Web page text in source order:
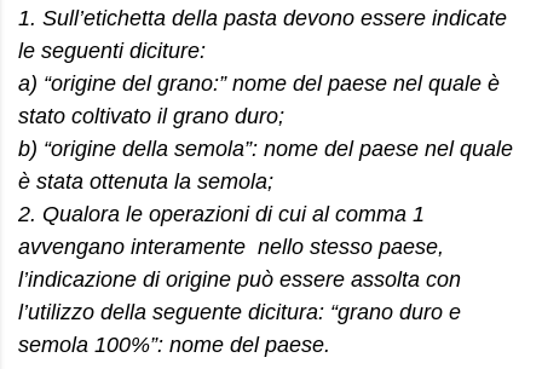
1. Sull’etichetta della pasta devono essere indicate
le seguenti diciture:
a) “origine del grano:” nome del paese nel quale è
stato coltivato il grano duro;
b) “origine della semola”: nome del paese nel quale
è stata ottenuta la semola;
2. Qualora le operazioni di cui al comma 1
avvengano interamente nello stesso paese,
l’indicazione di origine può essere assolta con
l’utilizzo della seguente dicitura: “grano duro e
semola 100%”: nome del paese.